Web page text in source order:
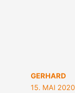
GERHARD
15. MAI